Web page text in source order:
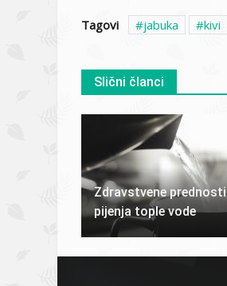
Tagovi jabuka kivi
Slični članci
Zdravstvene prednosti
pijenja tople vode